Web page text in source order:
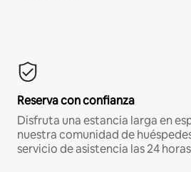
Reserva con confianza
Disfruta una estancia larga en
nuestra comunidad de
servicio de asistencia las 24